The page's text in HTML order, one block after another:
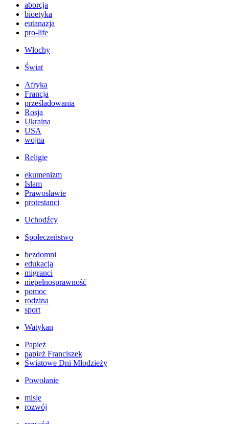
aborcja
bioetyka
eutanazja
pro-life
Włochy
Świat
Afryka
Francja
prześladowania
Rosja
Ukraina
USA
wojna
Religie
ekumenizm
Islam
Prawosławie
protestanci
Uchodźcy
Społeczeństwo
bezdomni
edukacja
migranci
niepełnosprawność
pomoc
rodzina
sport
Watykan
Papież
papież Franciszek
Światowe Dni Młodzieży
Powołanie
misje
rozwój